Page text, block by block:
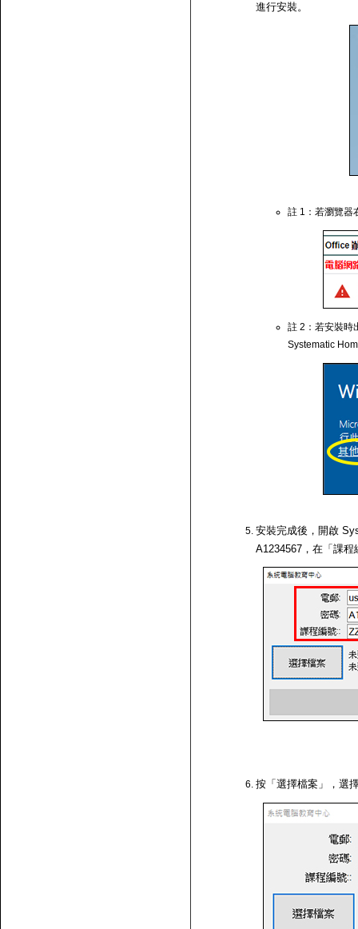
進行安裝。
註 1：若瀏覽器
註 2：若安裝時
Systematic
安裝完成後，開啟
A1234567，在「課
按「選擇檔案」，選